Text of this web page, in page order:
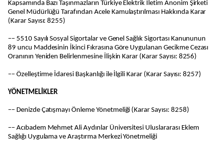
Kapsamında Bazı Taşınmazların Türkiye Elektrik İletim Anonim Şirketi
Genel Müdürlüğü Tarafından Acele Kamulaştırılması Hakkında Karar
(Karar Sayısı: 8255)
–– 5510 Sayılı Sosyal Sigortalar ve Genel Sağlık Sigortası Kanununun
89 uncu Maddesinin İkinci Fıkrasına Göre Uygulanan Gecikme Cezası
Oranının Yeniden Belirlenmesine İlişkin Karar (Karar Sayısı: 8256)
–– Özelleştirme İdaresi Başkanlığı ile İlgili Karar (Karar Sayısı: 8257)
YÖNETMELİKLER
–– Denizde Çatışmayı Önleme Yönetmeliği (Karar Sayısı: 8258)
–– Acıbadem Mehmet Ali Aydınlar Üniversitesi Uluslararası Eklem
Sağlığı Uygulama ve Araştırma Merkezi Yönetmeliği